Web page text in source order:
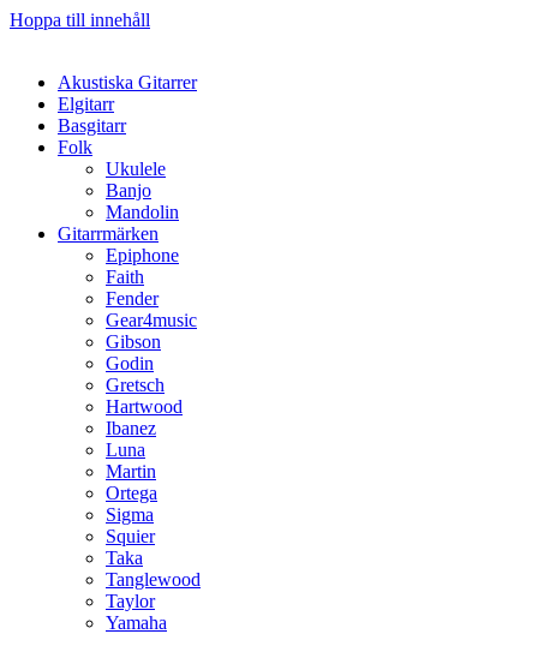
Hoppa till innehåll
Akustiska Gitarrer
Elgitarr
Basgitarr
Folk
Ukulele
Banjo
Mandolin
Gitarrmärken
Epiphone
Faith
Fender
Gear4music
Gibson
Godin
Gretsch
Hartwood
Ibanez
Luna
Martin
Ortega
Sigma
Squier
Taka
Tanglewood
Taylor
Yamaha